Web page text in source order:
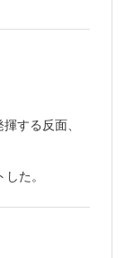
する反面、
た。